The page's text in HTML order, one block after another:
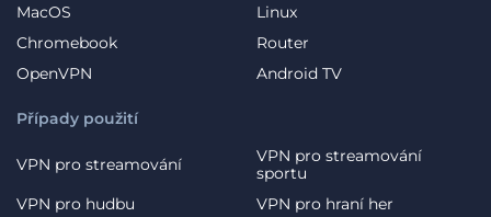
MacOS
Linux
Chromebook
Router
OpenVPN
Android TV
Případy použití
VPN pro streamování
VPN pro streamování
sportu
VPN pro hudbu
VPN pro hraní her